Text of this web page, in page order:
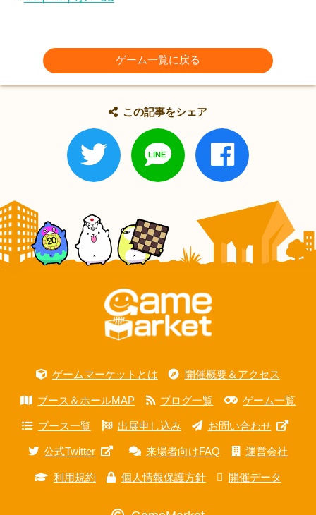
ゲーム一覧に戻る
この記事をシェア
ゲームマーケットとは 開催概要＆アクセス
ブース＆ホールMAP ブログ一覧 ゲーム一覧
ブース一覧 出展申し込み お問い合わせ
公式Twitter 来場者向けFAQ 運営会社
利用規約 個人情報保護方針 開催データ